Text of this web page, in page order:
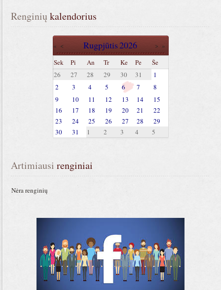
Renginių kalendorius
« < Rugpjūtis2026 > »
Sek
Pi An Tr Ke Pe
Še
26
27 28 29 30 31
1
2
3 4 5 6 7
8
9
10 11 12 13 14
15
16
17 18 19 20 21
22
23
24 25 26 27 28
29
30
31 1 2 3 4 5
Artimiausi renginiai
Nėra renginių